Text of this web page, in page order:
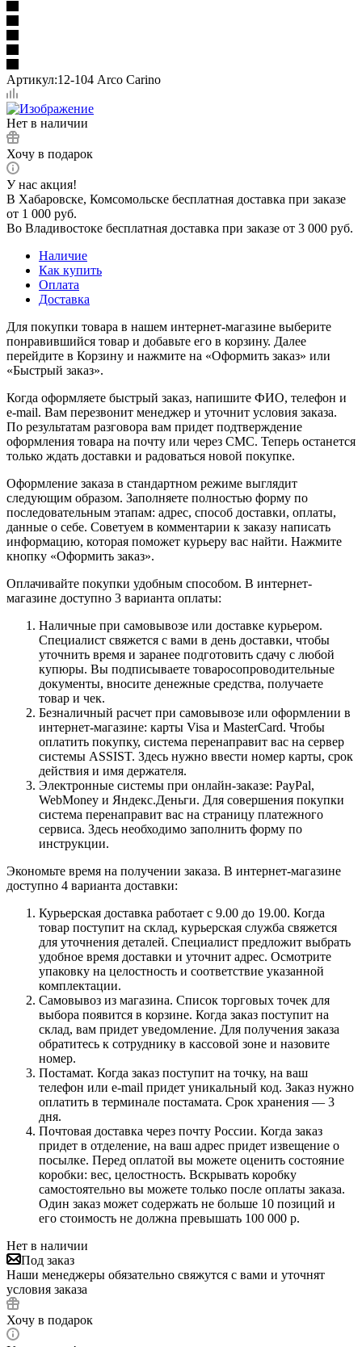
Артикул:12-104 Arco Carino
Нет в наличии
Хочу в подарок
У нас акция!
В Хабаровске, Комсомольске бесплатная доставка при заказе
от 1 000 руб.
Во Владивостоке бесплатная доставка при заказе от 3 000 руб.
Наличие
Как купить
Оплата
Доставка
Для покупки товара в нашем интернет-магазине выберите
понравившийся товар и добавьте его в корзину. Далее
перейдите в Корзину и нажмите на «Оформить заказ» или
«Быстрый заказ».
Когда оформляете быстрый заказ, напишите ФИО, телефон и
e-mail. Вам перезвонит менеджер и уточнит условия заказа.
По результатам разговора вам придет подтверждение
оформления товара на почту или через СМС. Теперь останется
только ждать доставки и радоваться новой покупке.
Оформление заказа в стандартном режиме выглядит
следующим образом. Заполняете полностью форму по
последовательным этапам: адрес, способ доставки, оплаты,
данные о себе. Советуем в комментарии к заказу написать
информацию, которая поможет курьеру вас найти. Нажмите
кнопку «Оформить заказ».
Оплачивайте покупки удобным способом. В интернет-
магазине доступно 3 варианта оплаты:
Наличные при самовывозе или доставке курьером.
Специалист свяжется с вами в день доставки, чтобы
уточнить время и заранее подготовить сдачу с любой
купюры. Вы подписываете товаросопроводительные
документы, вносите денежные средства, получаете
товар и чек.
Безналичный расчет при самовывозе или оформлении в
интернет-магазине: карты Visa и MasterCard. Чтобы
оплатить покупку, система перенаправит вас на сервер
системы ASSIST. Здесь нужно ввести номер карты, срок
действия и имя держателя.
Электронные системы при онлайн-заказе: PayPal,
WebMoney и Яндекс.Деньги. Для совершения покупки
система перенаправит вас на страницу платежного
сервиса. Здесь необходимо заполнить форму по
инструкции.
Экономьте время на получении заказа. В интернет-магазине
доступно 4 варианта доставки:
Курьерская доставка работает с 9.00 до 19.00. Когда
товар поступит на склад, курьерская служба свяжется
для уточнения деталей. Специалист предложит выбрать
удобное время доставки и уточнит адрес. Осмотрите
упаковку на целостность и соответствие указанной
комплектации.
Самовывоз из магазина. Список торговых точек для
выбора появится в корзине. Когда заказ поступит на
склад, вам придет уведомление. Для получения заказа
обратитесь к сотруднику в кассовой зоне и назовите
номер.
Постамат. Когда заказ поступит на точку, на ваш
телефон или e-mail придет уникальный код. Заказ нужно
оплатить в терминале постамата. Срок хранения — 3
дня.
Почтовая доставка через почту России. Когда заказ
придет в отделение, на ваш адрес придет извещение о
посылке. Перед оплатой вы можете оценить состояние
коробки: вес, целостность. Вскрывать коробку
самостоятельно вы можете только после оплаты заказа.
Один заказ может содержать не больше 10 позиций и
его стоимость не должна превышать 100 000 р.
Нет в наличии
Под заказ
Наши менеджеры обязательно свяжутся с вами и уточнят
условия заказа
Хочу в подарок